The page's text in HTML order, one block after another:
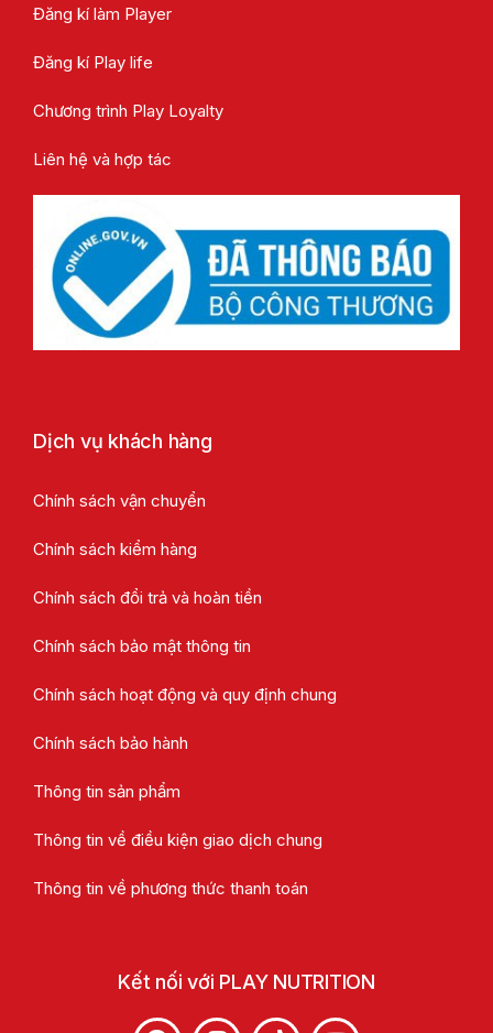
Đăng kí làm Player
Đăng kí Play life
Chương trình Play Loyalty
Liên hệ và hợp tác
Dịch vụ khách hàng
Chính sách vận chuyển
Chính sách kiểm hàng
Chính sách đổi trả và hoàn tiền
Chính sách bảo mật thông tin
Chính sách hoạt động và quy định chung
Chính sách bảo hành
Thông tin sản phẩm
Thông tin về điều kiện giao dịch chung
Thông tin về phương thức thanh toán
Kết nối với PLAY NUTRITION